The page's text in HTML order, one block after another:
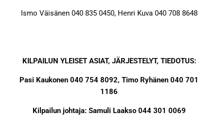
Ismo Väisänen 040 835 0450, Henri Kuva 040 708 8648
KILPAILUN YLEISET ASIAT, JÄRJESTELYT, TIEDOTUS:
Pasi Kaukonen 040 754 8092, Timo Ryhänen 040 701
1186
Kilpailun johtaja: Samuli Laakso 044 301 0069